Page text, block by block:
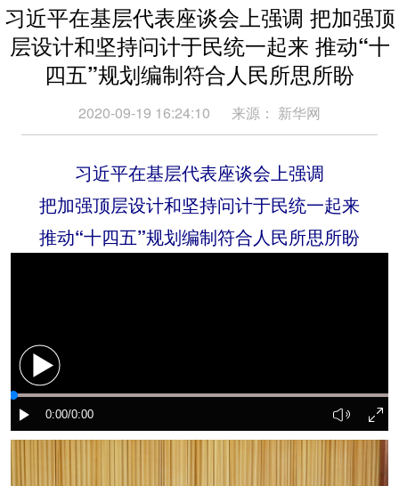
习近平在基层代表座谈会上强调 把加强顶
层设计和坚持问计于民统一起来 推动“十
四五”规划编制符合人民所思所盼
2020-09-19 16:24:10 来源： 新华网
习近平在基层代表座谈会上强调
把加强顶层设计和坚持问计于民统一起来
推动“十四五”规划编制符合人民所思所盼